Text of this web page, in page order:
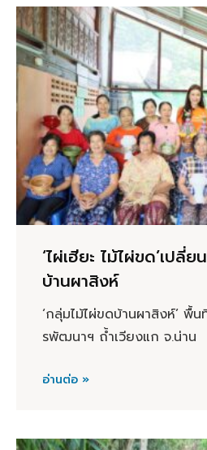
‘ไผ่เฮียะ ไม้ไผ่ขด’เปลี่
บ้านผาสิงห์
‘กลุ่มไม้ไผ่ขดบ้านผาสิงห์’ พื้น
รพัฒนาฯ ถ้ำเวียงแก จ.น่าน
อ่านต่อ »